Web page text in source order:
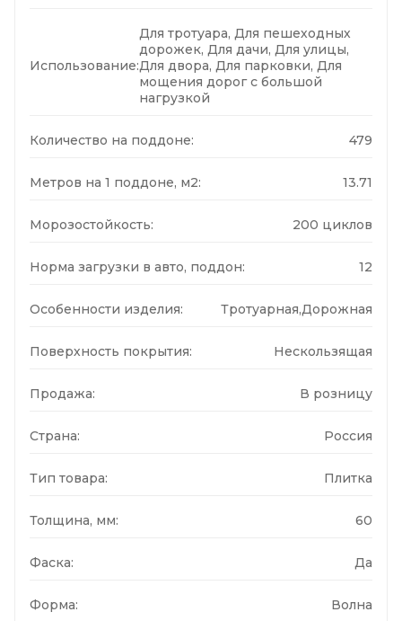
Использование:
Для тротуара, Для пешеходных
дорожек, Для дачи, Для улицы,
Для двора, Для парковки, Для
мощения дорог с большой
нагрузкой
Количество на поддоне: 479
Метров на 1 поддоне, м2: 13.71
Морозостойкость: 200 циклов
Норма загрузки в авто, поддон: 12
Особенности изделия: Тротуарная,Дорожная
Поверхность покрытия: Нескользящая
Продажа: В розницу
Страна: Россия
Тип товара: Плитка
Толщина, мм: 60
Фаска: Да
Форма: Волна